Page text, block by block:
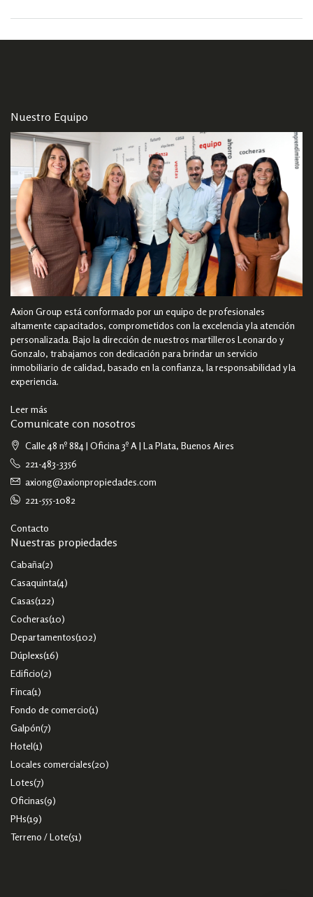
Nuestro Equipo
Axion Group está conformado por un equipo de profesionales
altamente capacitados, comprometidos con la excelencia y la atención
personalizada. Bajo la dirección de nuestros martilleros Leonardo y
Gonzalo, trabajamos con dedicación para brindar un servicio
inmobiliario de calidad, basado en la confianza, la responsabilidad y la
experiencia.
Leer más
Comunicate con nosotros
Calle 48 nº 884 | Oficina 3º A | La Plata, Buenos Aires
221-483-3356
axiong@axionpropiedades.com
221-555-1082
Contacto
Nuestras propiedades
Cabaña(2)
Casaquinta(4)
Casas(122)
Cocheras(10)
Departamentos(102)
Dúplexs(16)
Edificio(2)
Finca(1)
Fondo de comercio(1)
Galpón(7)
Hotel(1)
Locales comerciales(20)
Lotes(7)
Oficinas(9)
PHs(19)
Terreno / Lote(51)